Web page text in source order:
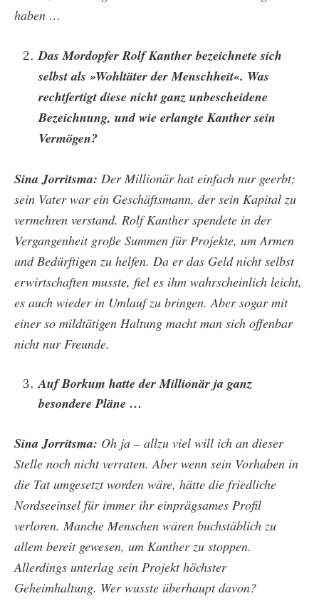
haben …
Das Mordopfer Rolf Kanther bezeichnete sich
selbst als »Wohltäter der Menschheit«. Was
rechtfertigt diese nicht ganz unbescheidene
Bezeichnung, und wie erlangte Kanther sein
Vermögen?
Sina Jorritsma: Der Millionär hat einfach nur geerbt;
sein Vater war ein Geschäftsmann, der sein Kapital zu
vermehren verstand. Rolf Kanther spendete in der
Vergangenheit große Summen für Projekte, um Armen
und Bedürftigen zu helfen. Da er das Geld nicht selbst
erwirtschaften musste, fiel es ihm wahrscheinlich leicht,
es auch wieder in Umlauf zu bringen. Aber sogar mit
einer so mildtätigen Haltung macht man sich offenbar
nicht nur Freunde.
Auf Borkum hatte der Millionär ja ganz
besondere Pläne …
Sina Jorritsma: Oh ja – allzu viel will ich an dieser
Stelle noch nicht verraten. Aber wenn sein Vorhaben in
die Tat umgesetzt worden wäre, hätte die friedliche
Nordseeinsel für immer ihr einprägsames Profil
verloren. Manche Menschen wären buchstäblich zu
allem bereit gewesen, um Kanther zu stoppen.
Allerdings unterlag sein Projekt höchster
Geheimhaltung. Wer wusste überhaupt davon?